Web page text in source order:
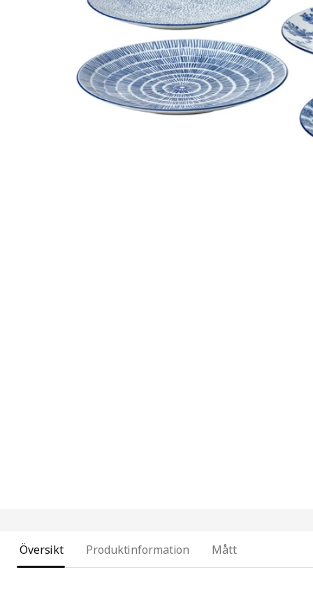
Image zoomed out, normal view
Översikt Produktinformation Mått